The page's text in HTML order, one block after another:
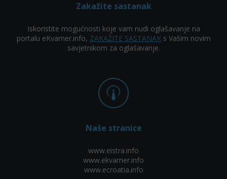
Zakažite sastanak
Iskoristite mogućnosti koje vam nudi oglašavanje na
portalu eKvarner.info, ZAKAŽITE SASTANAKs Vašim novim
savjetnikom za oglašavanje.
Naše stranice
www.eistra.info
www.ekvarner.info
www.ecroatia.info